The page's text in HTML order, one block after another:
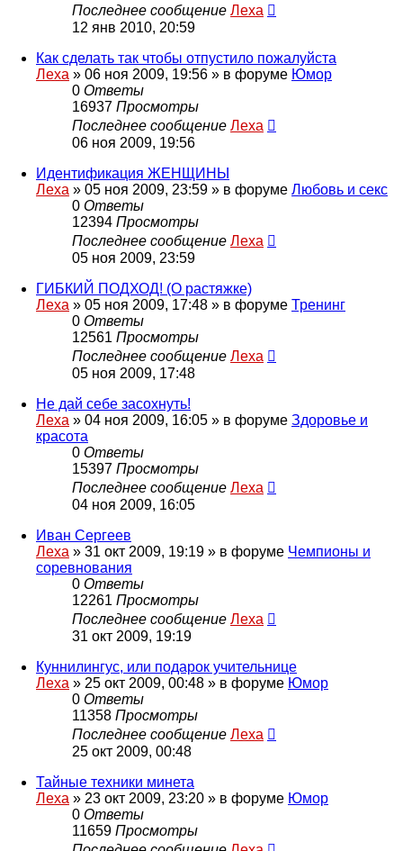
Последнее сообщение Леха
12 янв 2010, 20:59
Как сделать так чтобы отпустило пожалуйста
Леха » 06 ноя 2009, 19:56 » в форуме Юмор
0 Ответы
16937 Просмотры
Последнее сообщение Леха
06 ноя 2009, 19:56
Идентификация ЖЕНЩИНЫ
Леха » 05 ноя 2009, 23:59 » в форуме Любовь и секс
0 Ответы
12394 Просмотры
Последнее сообщение Леха
05 ноя 2009, 23:59
ГИБКИЙ ПОДХОД! (О растяжке)
Леха » 05 ноя 2009, 17:48 » в форуме Тренинг
0 Ответы
12561 Просмотры
Последнее сообщение Леха
05 ноя 2009, 17:48
Не дай себе засохнуть!
Леха » 04 ноя 2009, 16:05 » в форуме Здоровье и
красота
0 Ответы
15397 Просмотры
Последнее сообщение Леха
04 ноя 2009, 16:05
Иван Сергеев
Леха » 31 окт 2009, 19:19 » в форуме Чемпионы и
соревнования
0 Ответы
12261 Просмотры
Последнее сообщение Леха
31 окт 2009, 19:19
Куннилингус, или подарок учительнице
Леха » 25 окт 2009, 00:48 » в форуме Юмор
0 Ответы
11358 Просмотры
Последнее сообщение Леха
25 окт 2009, 00:48
Тайные техники минета
Леха » 23 окт 2009, 23:20 » в форуме Юмор
0 Ответы
11659 Просмотры